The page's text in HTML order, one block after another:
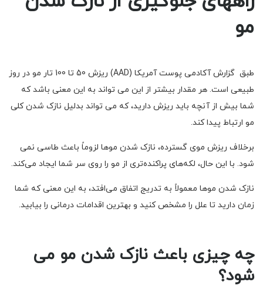
مو
طبق گزارش آکادمی پوست آمریکا (AAD) ریزش 50 تا 100 تار مو در روز
طبیعی است. هر مقدار بیشتر از این می تواند به این معنی باشد که
شما بیش از آنچه باید ریزش دارید، که می تواند بدلیل نازک شدن کلی
مو ارتباط پیدا کند.
برخلاف ریزش موی گسترده، نازک شدن موها لزوماً باعث طاسی نمی
شود. با این حال، لکه‌های پراکنده‌تری از مو را روی سر شما ایجاد می‌کند.
نازک شدن موها معمولاً به تدریج اتفاق می‌افتد، به این معنی که شما
زمان دارید تا علل را مشخص کنید و بهترین اقدامات درمانی را بیابید.
چه چیزی باعث نازک شدن مو می
شود؟